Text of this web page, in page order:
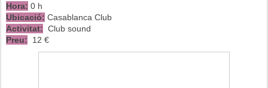
Hora: 0 h
Ubicació: Casablanca Club
Activitat: Club sound
Preu: 12 €